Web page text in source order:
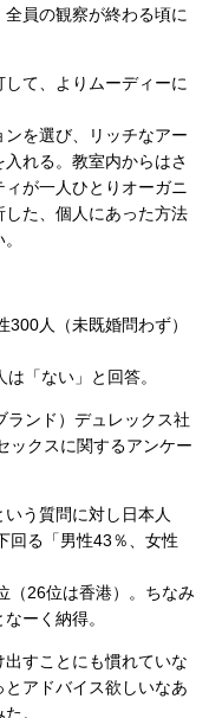
員の観察が終わる頃に
て、よりムーディーに
を選び、リッチなアー
れる。教室内からはさ
が一人ひとりオーガニ
た、個人にあった方法
人（未既婚問わず）
「ない」と回答。
ンド）デュレックス社
ックスに関するアンケー
いう質問に対し日本人
回る「男性43％、女性
（26位は香港）。ちなみ
ーく納得。
すことにも慣れていな
アドバイス欲しいなあ
。